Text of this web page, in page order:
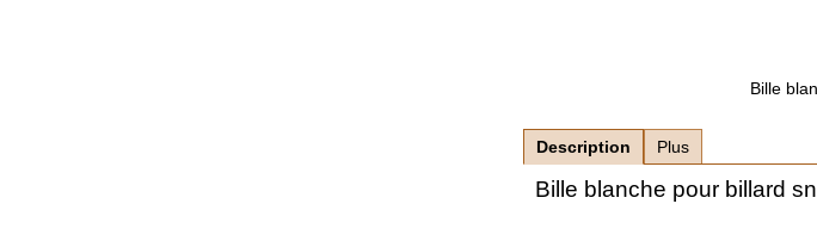
Bille
Description Plus
Bille blanche pour billard